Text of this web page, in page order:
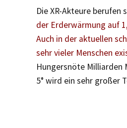
Die XR-Akteure berufen
der Erderwärmung auf
Auch in der aktuellen
sehr vieler Menschen
Hungersnöte Milliarden
5° wird ein sehr großer